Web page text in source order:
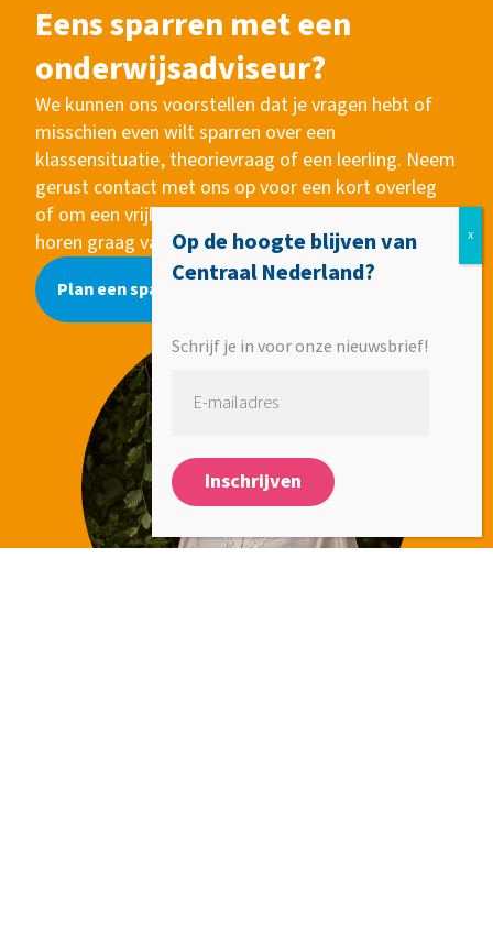
Eens sparren met een
onderwijsadviseur?
We kunnen ons voorstellen dat je vragen hebt of
misschien even wilt sparren over een
klassensituatie, theorievraag of een leerling. Neem
gerust contact met ons op voor een kort overleg
of om een vrijblijvende afspraak te plannen. Wij
horen graag van je!
Plan een sparsessie in
Op de hoogte blijven van
Centraal Nederland?
Schrijf je in voor onze nieuwsbrief!